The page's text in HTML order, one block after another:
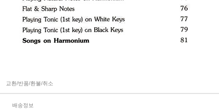
교환/반품/환불/취소
배송정보